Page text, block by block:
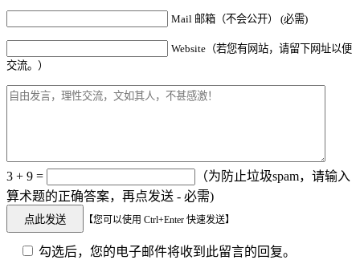
Mail 邮箱（不会公开） (必需)
Website（若您有网站，请留下网址以便
交流。）
3 + 9 =
（为防止垃圾spam，请输入
算术题的正确答案，再点发送 - 必需)
【您可以使用 Ctrl+Enter 快速发送】
勾选后，您的电子邮件将收到此留言的回复。